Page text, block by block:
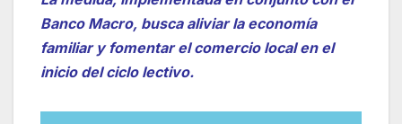
Banco Macro, busca aliviar la economía
familiar y fomentar el comercio local en el
inicio del ciclo lectivo.